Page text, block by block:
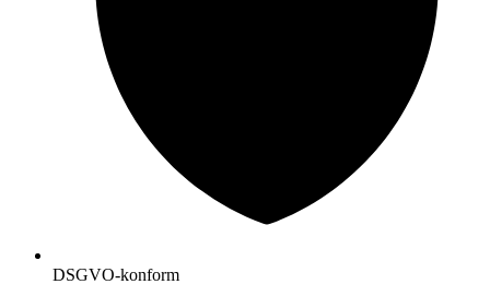
DSGVO-konform